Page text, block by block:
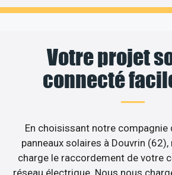
Votre projet
connecté
En choisissant notre compagnie
panneaux solaires à Douvrin
charge le raccordement de votre
réseau électrique. Nous nous